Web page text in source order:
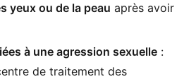
yeux ou de la peau après avoir
à une agression sexuelle :
de traitement des